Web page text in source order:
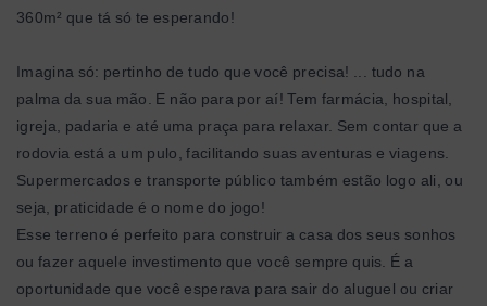
360m² que tá só te esperando!
Imagina só: pertinho de tudo que você precisa! ... tudo na
palma da sua mão. E não para por aí! Tem farmácia, hospital,
igreja, padaria e até uma praça para relaxar. Sem contar que a
rodovia está a um pulo, facilitando suas aventuras e viagens.
Supermercados e transporte público também estão logo ali, ou
seja, praticidade é o nome do jogo!
Esse terreno é perfeito para construir a casa dos seus sonhos
ou fazer aquele investimento que você sempre quis. É a
oportunidade que você esperava para sair do aluguel ou criar